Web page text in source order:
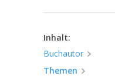
Inhalt:
Buchautor
Themen